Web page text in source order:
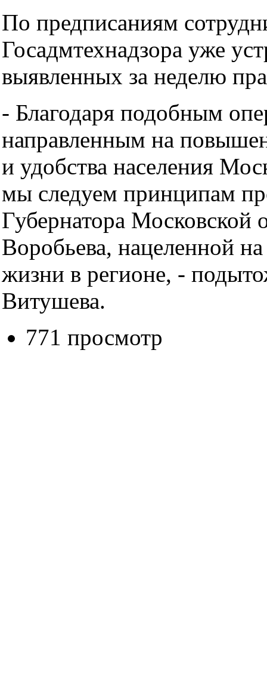
По предписаниям
Госадмтехнадзора уже
выявленных за неделю
- Благодаря подобным
направленным на
и удобства населения
мы следуем принципам
Губернатора Московской
Воробьева, нацеленной
жизни в регионе, -
Витушева.
771 просмотр